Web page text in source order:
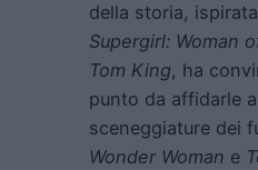
della storia,
Supergirl: Woman
Tom King, ha
punto da affidarle
sceneggiature dei
Wonder Woman e